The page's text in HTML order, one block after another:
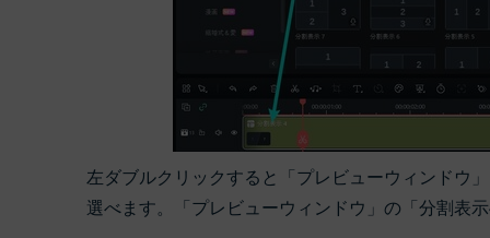
左ダブルクリックすると「プレビューウィンドウ
選べます。「プレビューウィンドウ」の「分割表